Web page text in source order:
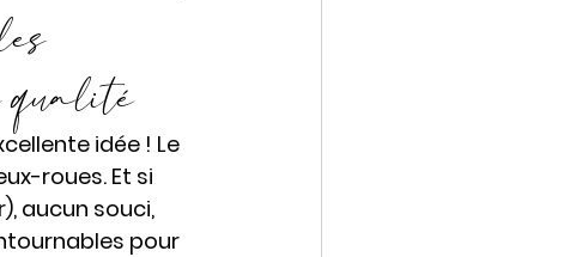
qualité
idée ! Le
roues. Et si
aucun souci,
pour